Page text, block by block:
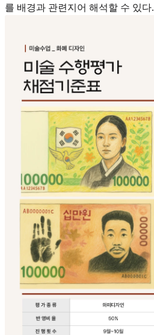
를 배경과 관련지어 해석할 수 있다.